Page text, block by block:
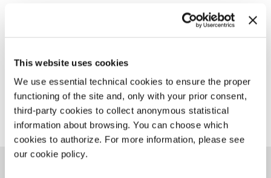
This website uses cookies
We use essential technical cookies to ensure the proper
functioning of the site and, only with your prior consent,
third-party cookies to collect anonymous statistical
information about browsing. You can choose which
cookies to authorize. For more information, please see
our cookie policy.
L’arte e la cultura sono sempre state intimamente legate alla storia di
Cartier. Questa collaborazione con uno dei più rinomati eventi culturali
a livello internazionale si basa sugli impegni duraturi della Maison,
CONDIVIDI SU